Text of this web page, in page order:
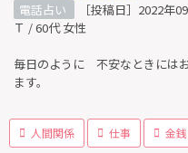
電話占い
［投稿日］2022年
Ｔ / 60代 女性
毎日のように 不安なときには
ます。
人間関係 仕事 金銭